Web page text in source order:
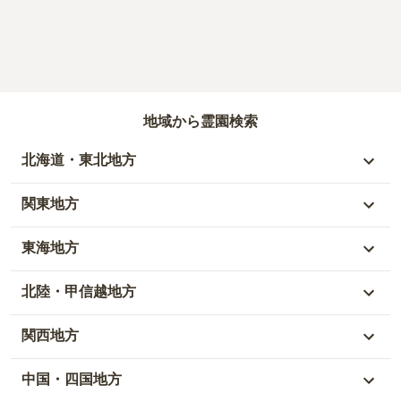
地域から霊園検索
北海道・東北地方
北海道
青森県
秋田県
山形県
関東地方
東京都
神奈川県
埼玉県
東海地方
愛知県
岐阜県
静岡県
北陸・甲信越地方
富山県
石川県
関西地方
大阪府
中国・四国地方